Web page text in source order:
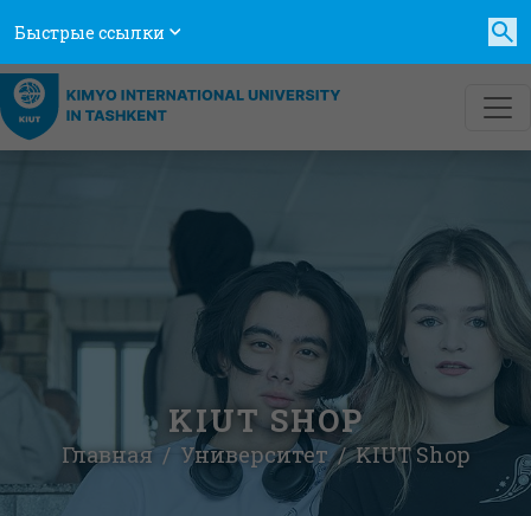
Быстрые ссылки
KIUT SHOP
Главная Университет KIUT Shop